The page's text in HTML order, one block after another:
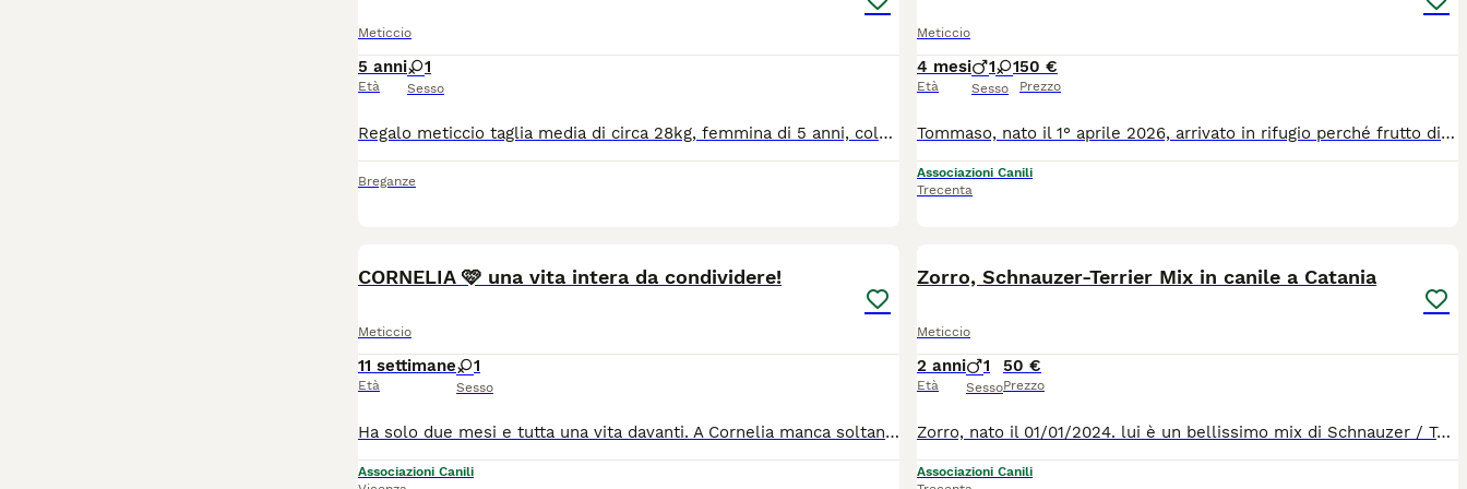
Meticcio
5 anni
Età
1
Sesso
Regalo meticcio taglia media di circa 28kg, femmina di 5 anni, colore bianco/miele, molto affettuosa e docile. Dispone di microchip ed è sterilizzata. Ha bisogno di stare a contatto con le persone e in un posto sicuro e ben recintato.
Breganze
Meticcio
4 mesi
Età
1 1
Sesso
50 €
Prezzo
Tommaso, nato il ​​1° aprile 2026, arrivato ​​in rifugio perché frutto di una cucciolata indesiderata. Si dice che la madre fosse una Yorkshire Terrier e il padre un Pinscher (o viceversa). Ciò che è certo è che è un piccolo tesoro incredibilmente divertente, affettuoso e dolce. il piccolino cerca una casa meravigliosa e desidera ardentemente lasciare il terribile rifugio il prima possibile. Per informazioni, chiamare il numero 0039/3714497821.
Associazioni Canili
Trecenta
CORNELIA 🩷 una vita intera da condividere!
Meticcio
11 settimane
Età
1
Sesso
Ha solo due mesi e tutta una vita davanti. A Cornelia manca soltanto una famiglia con cui iniziare il suo viaggio. CORNELIA🧡CUCCIOLA CERCA CASA 🏡‼️ Hei.. ciao! 🐾🐶 Sono Cornelia, una cucciolotta tenerissima e sto cercando una famiglia che mi voglia tanto bene. 🥹 Vuoi sapere qualcosa di me? 🎀 ho 2 mesi 🐾 sono una futura taglia media-grande 📍mi trovo in Calabria, ma cerco casa al centro o nord Italia previo preaffido e questionario conoscitivo. ✅Vengo affidata vaccinata e sverminata, per questo viene chiesto un rimborso spese che coprirà anche la staffetta che mi porterà da te. 🏠 Vuoi farmi il regalo più bello e diventare la mia famiglia?🥺🩷 Io ti lascio qui sotto tutte le info: ☎️ 339 603 8316 - Silvia ☎️ 340 726 9241 - Dominic 💻 https://irandagidisola.it/ 📧 mail : irandagidiisolacaporizzuto@gmail.com 💬 Facebook Messenger o Instagram Direct
Associazioni Canili
Zorro, Schnauzer-Terrier Mix in canile a Catania
Meticcio
2 anni
Età
1
Sesso
50 €
Prezzo
Zorro, nato il 01/01/2024. lui è un bellissimo mix di Schnauzer / Terrier, super peloso e super bellissimo di 28 kg e 56 cm al garrese. un bel peloso coccoloso, buono, che va d'accordo con tutti ! Chi vuole regalare a qeusto peluche vivente una bella casa e un bel taglio di pelo, per fare esaltare la sua bellezza pelosa ? Per tutte le info chiamate il 0039/3714497821
Associazioni Canili